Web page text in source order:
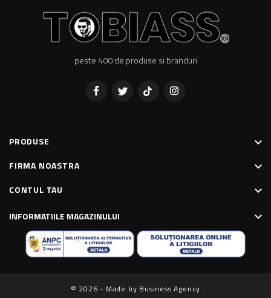
peste 400 de produse si branduri
PRODUSE keyboard_arrow_down
FIRMA NOASTRA keyboard_arrow_down
CONTUL TAU keyboard_arrow_down
INFORMATIILE MAGAZINULUI keyboard_arrow_down
© 2026 - Made by Business Agency